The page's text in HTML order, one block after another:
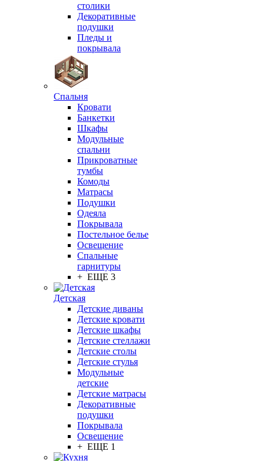
столики
Декоративные
подушки
Пледы и
покрывала
Спальня
Кровати
Банкетки
Шкафы
Модульные
спальни
Прикроватные
тумбы
Комоды
Матрасы
Подушки
Одеяла
Покрывала
Постельное белье
Освещение
Спальные
гарнитуры
+ ЕЩЕ 3
Детская
Детские диваны
Детские кровати
Детские шкафы
Детские стеллажи
Детские столы
Детские стулья
Модульные
детские
Детские матрасы
Декоративные
подушки
Покрывала
Освещение
+ ЕЩЕ 1